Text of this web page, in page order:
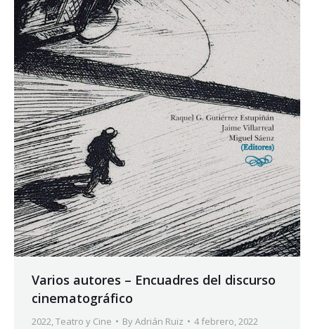
Varios autores – Encuadres del discurso
cinematográfico
2022,Teatro y Cine ByAdrián Ruiz 4 febrero, 2022